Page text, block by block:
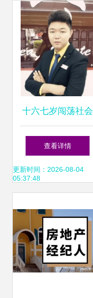
话术与心法
十六七岁闯荡社会
那些过早离开校园
的年轻人，后来怎
查看详情
更新时间：2026-08-04
05:37:48